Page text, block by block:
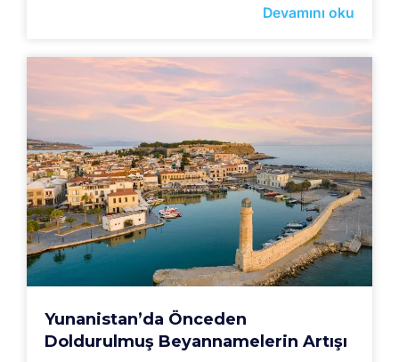
Devamını oku
Yunanistan’da Önceden
Doldurulmuş Beyannamelerin Artışı